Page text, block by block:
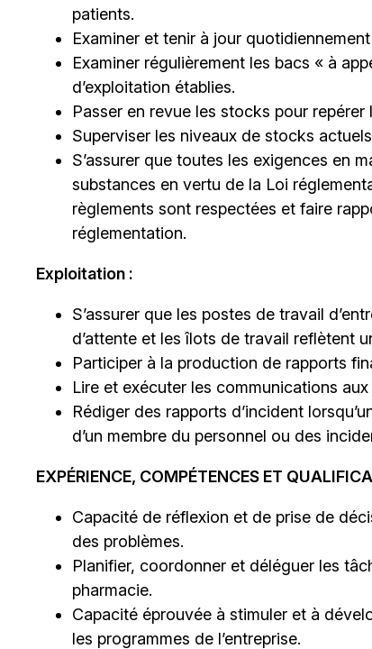
patients.
Examiner et tenir à jour
Examiner régulièrement les bacs « à
d’exploitation établies.
Passer en revue les stocks pour repérer
Superviser les niveaux de stocks
S’assurer que toutes les exigences en
substances en vertu de la Loi
règlements sont respectées et faire
réglementation.
Exploitation :
S’assurer que les postes de travail
d’attente et les îlots de travail reflètent
Participer à la production de rapports
Lire et exécuter les communications
Rédiger des rapports d’incident
d’un membre du personnel ou des
EXPÉRIENCE, COMPÉTENCES ET
Capacité de réflexion et de prise de
des problèmes.
Planifier, coordonner et déléguer les
pharmacie.
Capacité éprouvée à stimuler et à
les programmes de l’entreprise.